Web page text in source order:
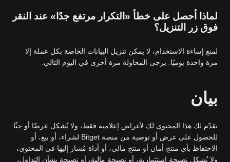
لماذا أحصل على خطأ «التكرار مرتفع جدًا» عند النقر
فوق زر التنزيل؟
لمنع إساءة الاستخدام، لا يمكن تنزيل البيانات الخاصة بكل عملة إلا
مرة واحدة يوميًا. يرجى المحاولة مرة أخرى في اليوم التالي.
بيان
نقدّم لك هذا المحتوى لك لأغراض إعلامية فقط، ولا يُشكل عرضًا أو حثًا
للحصول على عرض أو توصية من منصة Bitget لشراء، أو بيع، أو
الاحتفاظ بأي منتج أمان أو منتج مالي، أو أداة مُشار إليها في المحتوى،
ولا يُشكل نصيحة استثمارية، أو نصيحة مالية، أو نصيحة بشأن التداول،